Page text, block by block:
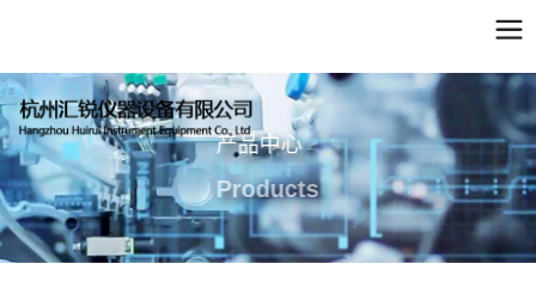
产品中心
Products